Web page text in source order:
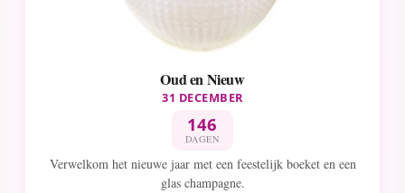
Oud en Nieuw
31 DECEMBER
146
DAGEN
Verwelkom het nieuwe jaar met een feestelijk boeket en een
glas champagne.